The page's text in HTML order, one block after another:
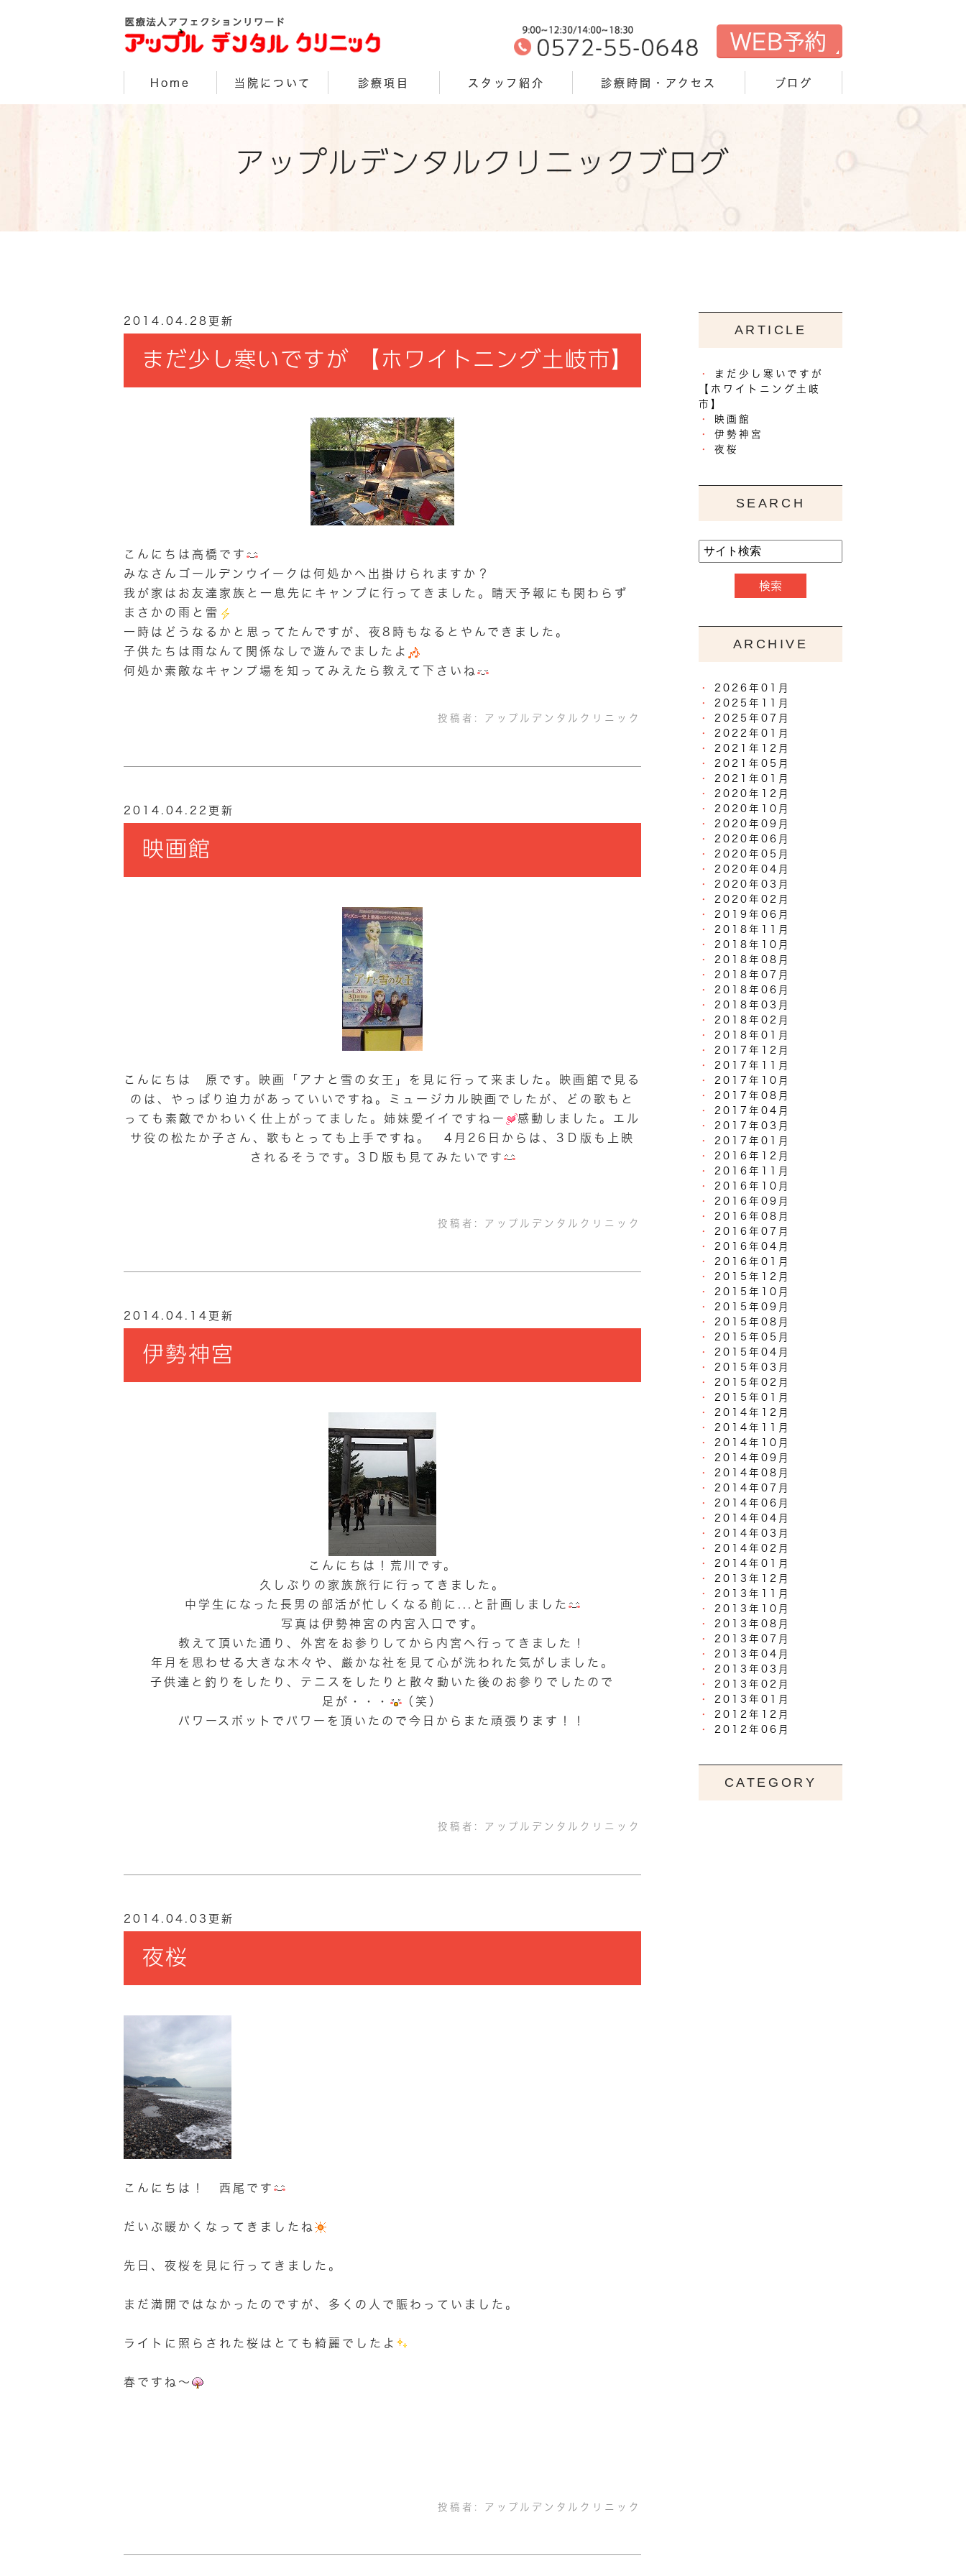
Home 当院について 診療項目 スタッフ紹介 診療時間・アクセス ブログ
アップルデンタルクリニックブログ
2014.04.28更新
まだ少し寒いですが 【ホワイトニング土岐市】
こんにちは高橋です
みなさんゴールデンウイークは何処かへ出掛けられますか？
我が家はお友達家族と一息先にキャンプに行ってきました。晴天予報にも関わらず
まさかの雨と雷
一時はどうなるかと思ってたんですが、夜8時もなるとやんできました。
子供たちは雨なんて関係なしで遊んでましたよ
何処か素敵なキャンプ場を知ってみえたら教えて下さいね
投稿者: アップルデンタルクリニック
2014.04.22更新
映画館
こんにちは 原です。映画「アナと雪の女王」を見に行って来ました。映画館で見る
のは、やっぱり迫力があっていいですね。ミュージカル映画でしたが、どの歌もと
っても素敵でかわいく仕上がってました。姉妹愛イイですねー
感動しました。エル
サ役の松たか子さん、歌もとっても上手ですね。 4月26日からは、3Ｄ版も上映
されるそうです。3Ｄ版も見てみたいです
投稿者: アップルデンタルクリニック
2014.04.14更新
伊勢神宮
こんにちは！荒川です。
久しぶりの家族旅行に行ってきました。
中学生になった長男の部活が忙しくなる前に...と計画しました
写真は伊勢神宮の内宮入口です。
教えて頂いた通り、外宮をお参りしてから内宮へ行ってきました！
年月を思わせる大きな木々や、厳かな社を見て心が洗われた気がしました。
子供達と釣りをしたり、テニスをしたりと散々動いた後のお参りでしたので
足が・・・
（笑）
パワースポットでパワーを頂いたので今日からまた頑張ります！！
投稿者: アップルデンタルクリニック
2014.04.03更新
夜桜
こんにちは！ 西尾です
だいぶ暖かくなってきましたね
先日、夜桜を見に行ってきました。
まだ満開ではなかったのですが、多くの人で賑わっていました。
ライトに照らされた桜はとても綺麗でしたよ
春ですね～
投稿者: アップルデンタルクリニック
ARTICLE
まだ少し寒いですが
【ホワイトニング土岐
市】
映画館
伊勢神宮
夜桜
SEARCH
ARCHIVE
2026年01月
2025年11月
2025年07月
2022年01月
2021年12月
2021年05月
2021年01月
2020年12月
2020年10月
2020年09月
2020年06月
2020年05月
2020年04月
2020年03月
2020年02月
2019年06月
2018年11月
2018年10月
2018年08月
2018年07月
2018年06月
2018年03月
2018年02月
2018年01月
2017年12月
2017年11月
2017年10月
2017年08月
2017年04月
2017年03月
2017年01月
2016年12月
2016年11月
2016年10月
2016年09月
2016年08月
2016年07月
2016年04月
2016年01月
2015年12月
2015年10月
2015年09月
2015年08月
2015年05月
2015年04月
2015年03月
2015年02月
2015年01月
2014年12月
2014年11月
2014年10月
2014年09月
2014年08月
2014年07月
2014年06月
2014年04月
2014年03月
2014年02月
2014年01月
2013年12月
2013年11月
2013年10月
2013年08月
2013年07月
2013年04月
2013年03月
2013年02月
2013年01月
2012年12月
2012年06月
CATEGORY